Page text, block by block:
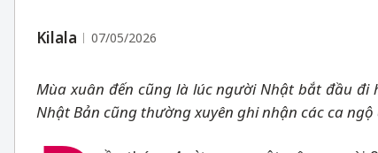
Kilala 07/05/2026
Mùa xuân đến cũng là lúc người Nhật bắt đầu đi
Nhật Bản cũng thường xuyên ghi nhận các ca